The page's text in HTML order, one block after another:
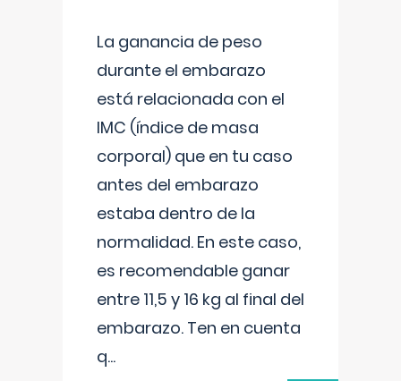
La ganancia de peso
durante el embarazo
está relacionada con el
IMC (índice de masa
corporal) que en tu caso
antes del embarazo
estaba dentro de la
normalidad. En este caso,
es recomendable ganar
entre 11,5 y 16 kg al final del
embarazo. Ten en cuenta
q...